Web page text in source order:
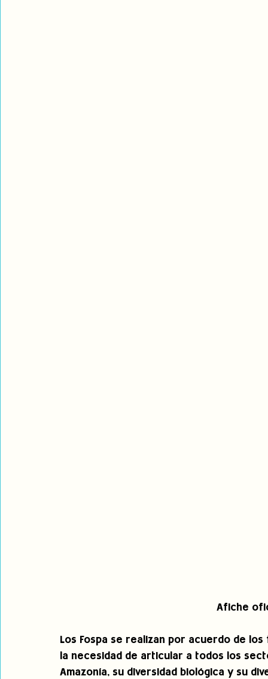
Afiche
Los Fospa se realizan por acuerdo de
la necesidad de articular a todos los
Amazonía, su diversidad biológica y su